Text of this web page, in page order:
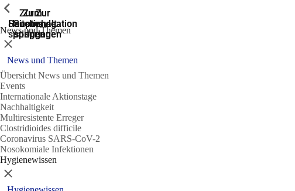
Zur
Suche
springen
Zur
Hauptnavigation
springen
Zur
Hauptnavigation
springen
Zum
Hauptinhalt
springen
Zum
Seitenende
springen
News und Themen
Zeige vorherige
Schließen
News und Themen
Übersicht News und Themen
Events
Internationale Aktionstage
Nachhaltigkeit
Multiresistente Erreger
Clostridioides difficile
Coronavirus SARS-CoV-2
Nosokomiale Infektionen
Hygienewissen
Zeige vorherige
Schließen
Zeige vorherige